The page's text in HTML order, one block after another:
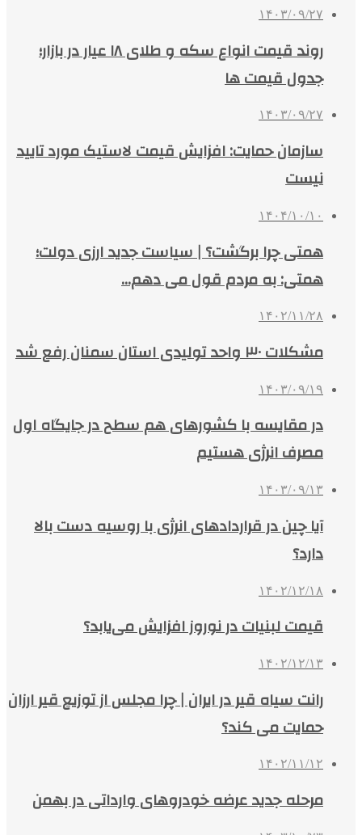
۱۴۰۳/۰۹/۲۷
روند قیمت انواع سکه و طلای ۱۸ عیار در بازار؛
جدول قیمت ها
۱۴۰۳/۰۹/۲۷
سازمان حمایت: افزایش قیمت لاستیک مورد تایید
نیست
۱۴۰۴/۱۰/۱۰
همتی چرا برگشت؟ | سیاست جدید ارزی دولت؛
همتی: به مردم قول می دهم…
۱۴۰۲/۱۱/۲۸
مشکلات ۳۰ واحد تولیدی استان سمنان رفع شد
۱۴۰۳/۰۹/۱۹
در مقایسه با کشورهای هم سطح در جایگاه اول
مصرف انرژی هستیم
۱۴۰۳/۰۹/۱۳
آیا چین در قراردادهای انرژی با روسیه دست بالا
دارد؟
۱۴۰۲/۱۲/۱۸
قیمت لبنیات در نوروز افزایش می‌یابد؟
۱۴۰۲/۱۲/۱۳
رانت سیاه قیر در ایران | چرا مجلس از توزیع قیر ارزان
حمایت می کند؟
۱۴۰۲/۱۱/۱۲
مرحله جدید عرضه خودروهای وارداتی در بهمن